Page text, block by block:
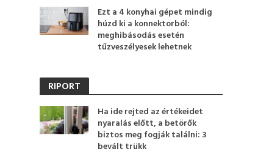
Ezt a 4 konyhai gépet mindig
húzd ki a konnektorból:
meghibásodás esetén
tűzveszélyesek lehetnek
RIPORT
Ha ide rejted az értékeidet
nyaralás előtt, a betörők
biztos meg fogják találni: 3
bevált trükk